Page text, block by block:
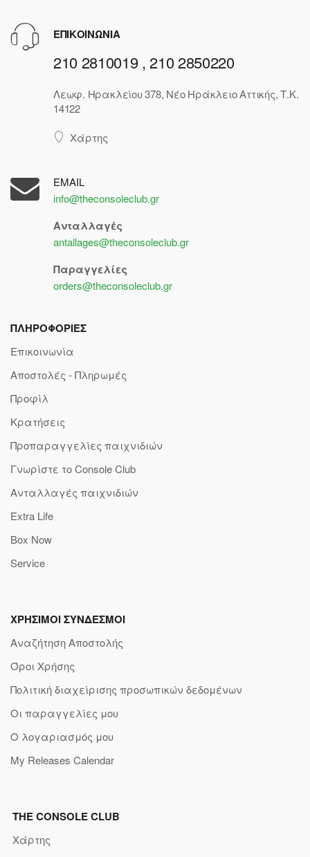
ΕΠΙΚΟΙΝΩΝΙΑ
210 2810019 , 210 2850220
Λεωφ. Ηρακλείου 378, Νέο Ηράκλειο Αττικής, Τ.Κ.
14122
Χάρτης
EMAIL
info@theconsoleclub.gr
Ανταλλαγές
antallages@theconsoleclub.gr
Παραγγελίες
orders@theconsoleclub.gr
ΠΛΗΡΟΦΟΡΙΕΣ
Επικοινωνία
Αποστολές - Πληρωμές
Προφίλ
Κρατήσεις
Προπαραγγελίες παιχνιδιών
Γνωρίστε το Console Club
Ανταλλαγές παιχνιδιών
Extra Life
Box Now
Service
ΧΡΗΣΙΜΟΙ ΣΥΝΔΕΣΜΟΙ
Αναζήτηση Αποστολής
Όροι Χρήσης
Πολιτική διαχείρισης προσωπικών δεδομένων
Οι παραγγελίες μου
Ο λογαριασμός μου
My Releases Calendar
THE CONSOLE CLUB
Χάρτης